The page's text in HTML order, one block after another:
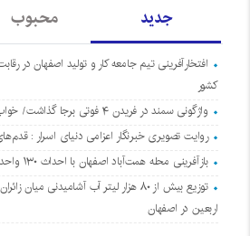
جدید محبوب
افتخارآفرینی تیم جامعه کار و تولید اصفهان در
کشور
واژگونی سمند در فریدن ۴ فوتی برجا گذاشت/ خواب‌آلودگی راننده حادثه‌ساز شد
روایت تصویری خبرنگار اعزامی دنیای اسرار :
بازآفرینی محله همت‌آباد اصفهان با احداث ۱۳۰ واحد مسکونی جدید آغاز می‌شود
توزیع بیش از ۸۰ هزار لیتر آب آشامیدنی
اربعین در اصفهان